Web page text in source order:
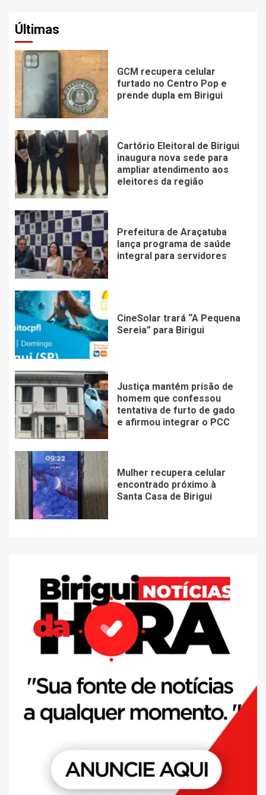
Últimas
GCM recupera celular
furtado no Centro Pop e
prende dupla em Birigui
Cartório Eleitoral de Birigui
inaugura nova sede para
ampliar atendimento aos
eleitores da região
Prefeitura de Araçatuba
lança programa de saúde
integral para servidores
CineSolar trará “A Pequena
Sereia” para Birigui
Justiça mantém prisão de
homem que confessou
tentativa de furto de gado
e afirmou integrar o PCC
Mulher recupera celular
encontrado próximo à
Santa Casa de Birigui